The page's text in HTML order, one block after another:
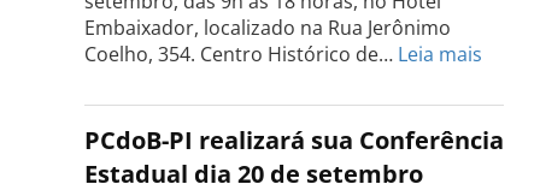
de
setembro
Embaixador, localizado na Rua Jerônimo
Coelho, 354. Centro Histórico de… Leia mais
do
PCdoB
Rio
PCdoB-PI realizará sua Conferência
Estadual dia 20 de setembro